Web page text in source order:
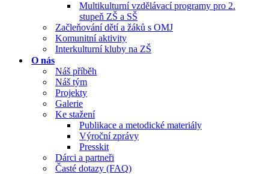
Multikulturní vzdělávací programy pro 2.
stupeň ZŠ a SŠ
Začleňování dětí a žáků s OMJ
Komunitní aktivity
Interkulturní kluby na ZŠ
O nás
Náš příběh
Náš tým
Projekty
Galerie
Ke stažení
Publikace a metodické materiály
Výroční zprávy
Presskit
Dárci a partneři
Časté dotazy (FAQ)